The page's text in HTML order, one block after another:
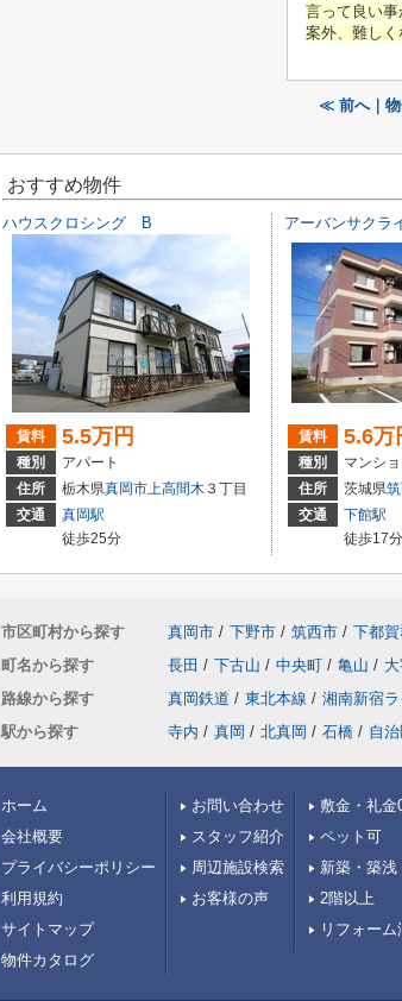
言って良い
案外、難しく
≪ 前へ｜物
おすすめ物件
ハウスクロシング B
賃料 5.5万円
種別
アパート
住所
栃木県真岡市 上高間木 ３丁目
交通
真岡駅
徒歩25分
アーバンサクラ
賃料 5.6万
種別
マンシ
住所
茨城県
交通
下館駅
徒歩17分
市区町村から探す 真岡市 / 下野市 / 筑西市 / 下都
町名から探す
長田 / 下古山 / 中央町 / 亀山 /
路線から探す
真岡鉄道 / 東北本線 / 湘南新宿
駅から探す
寺内 / 真岡 / 北真岡 / 石橋 / 自
ホーム
会社概要
プライバシーポリシー
利用規約
サイトマップ
物件カタログ
お問い合わせ
スタッフ紹介
周辺施設検索
お客様の声
敷金・礼金
ペット可
新築・築浅
2階以上
リフォー